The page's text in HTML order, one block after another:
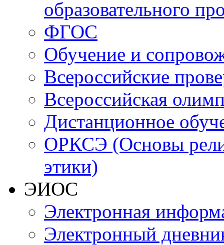
образовательного
ФГОС
Обучение и
Всероссийские
Всероссийская
Дистанционное
ОРКСЭ (Основы
этики)
ЭИОС
Электронная
Электронный